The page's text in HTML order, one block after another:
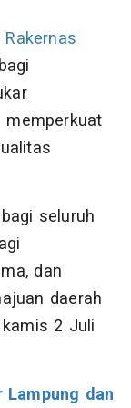
Rakernas
memperkuat
seluruh
dan
daerah
2 Juli
Lampung dan